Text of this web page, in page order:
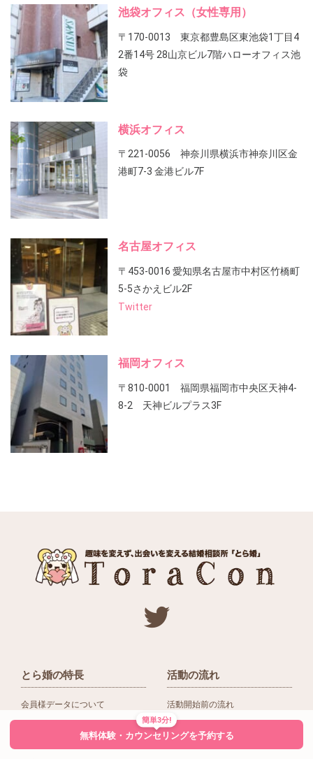
池袋オフィス（女性専用）
〒170-0013 東京都豊島区東池袋1丁目4
2番14号 28山京ビル7階ハローオフィス池
袋
横浜オフィス
〒221-0056 神奈川県横浜市神奈川区金
港町7-3 金港ビル7F
名古屋オフィス
〒453-0016 愛知県名古屋市中村区竹橋町
5-5さかえビル2F
Twitter
福岡オフィス
〒810-0001 福岡県福岡市中央区天神4-
8-2 天神ビルプラス3F
とら婚の特長
会員様データについて
活動の流れ
活動開始前の流れ
入会後の活動の流れ
簡単3分!
無料体験・カウンセリングを予約する